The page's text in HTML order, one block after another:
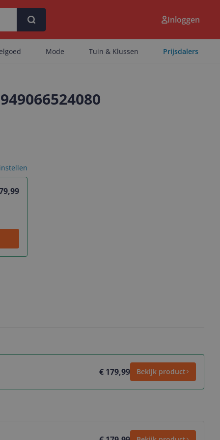
Inloggen
Mode Tuin & Klussen Prijsdalers
€ 179,99 Bekijk product